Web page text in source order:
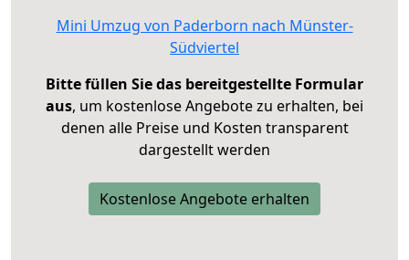
Mini Umzug von Paderborn nach Münster-
Südviertel
Bitte füllen Sie das bereitgestellte Formular
aus, um kostenlose Angebote zu erhalten, bei
denen alle Preise und Kosten transparent
dargestellt werden
Kostenlose Angebote erhalten